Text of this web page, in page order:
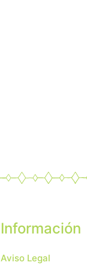
Información
Aviso Legal